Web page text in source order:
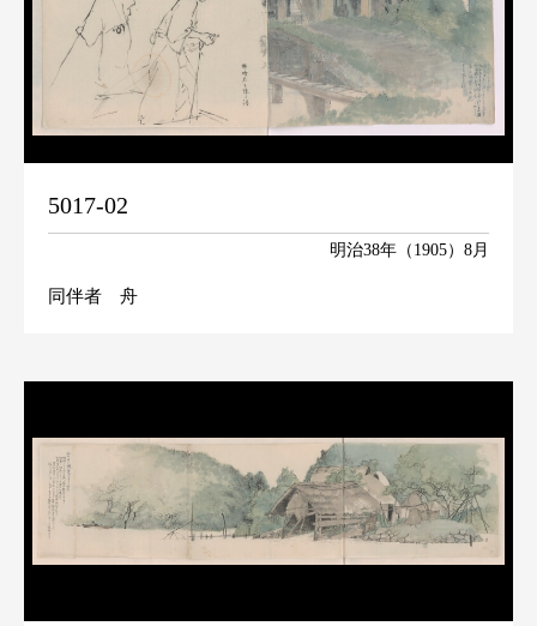
5017-02
明治38年（1905）8月
同伴者 舟